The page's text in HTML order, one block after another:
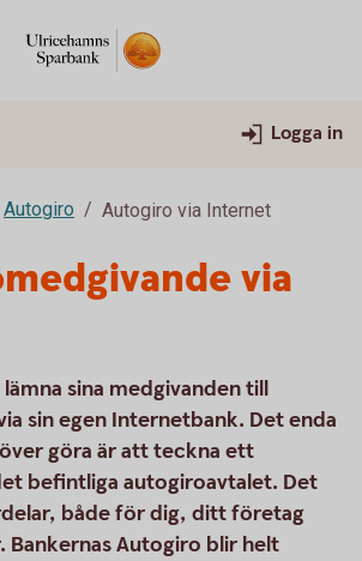
Logga in
Autogiro Autogiro via Internet
via
sina medgivanden till
sin egen Internetbank. Det enda
göra är att teckna ett
befintliga autogiroavtalet. Det
både för dig, ditt företag
Bankernas Autogiro blir helt